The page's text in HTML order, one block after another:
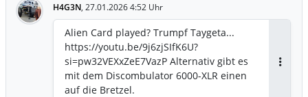
H4G3N, 27.01.2026 4:52 Uhr
Alien Card played? Trumpf Taygeta...
https://youtu.be/9j6zjSIfK6U?
si=pw32VEXxZeE7VazP Alternativ gibt es
mit dem Discombulator 6000-XLR einen
auf die Bretzel.